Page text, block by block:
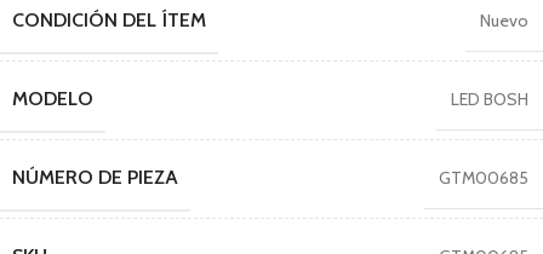
CONDICIÓN DEL ÍTEM Nuevo
MODELO LED BOSH
NÚMERO DE PIEZA GTM00685